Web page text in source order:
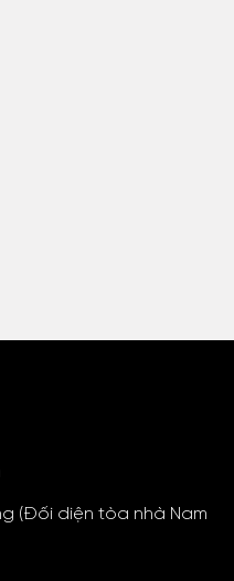
(Đối diện tòa nhà Nam